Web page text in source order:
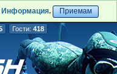
Информация. Приемам
Гости: 418